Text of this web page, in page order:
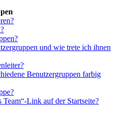
und wie trete ich ihnen
Benutzergruppen farbig
Team“-Link auf der Startseite?